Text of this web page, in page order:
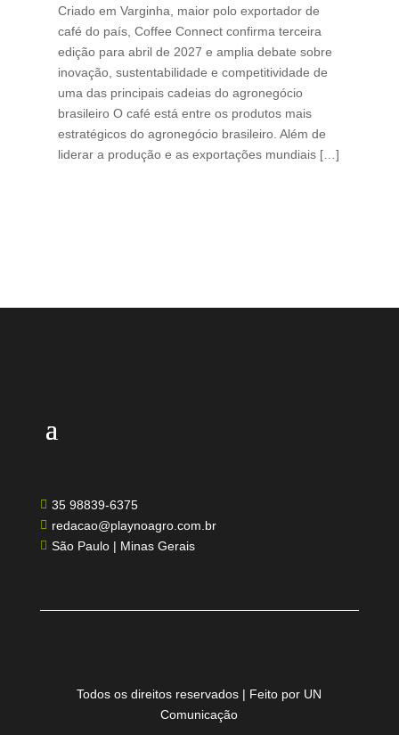
Criado em Varginha, maior polo exportador de
café do país, Coffee Connect confirma terceira
edição para abril de 2027 e amplia debate sobre
inovação, sustentabilidade e competitividade de
uma das principais cadeias do agronegócio
brasileiro O café está entre os produtos mais
estratégicos do agronegócio brasileiro. Além de
liderar a produção e as exportações mundiais […]
 35 98839-6375
 redacao@playnoagro.com.br
 São Paulo | Minas Gerais
Todos os direitos reservados | Feito por UN
Comunicação